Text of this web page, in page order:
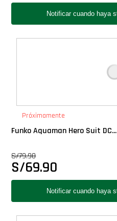
Moments
Plush
Pop Nook (Rincon)
Pop Regular
Pop Rides
Próximamente
Funko Aquaman Hero Suit DC...
S/79.90
S/69.90